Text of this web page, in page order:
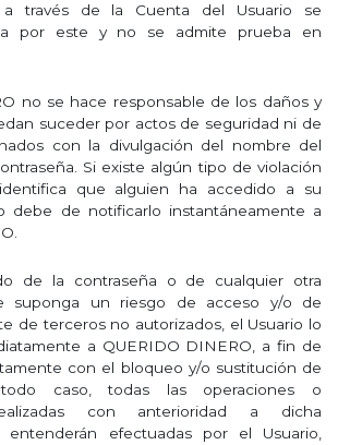
a través de la Cuenta del Usuario se
por este y no se admite prueba en
no se hace responsable de los daños y
suceder por actos de seguridad ni de
con la divulgación del nombre del
Si existe algún tipo de violación
que alguien ha accedido a su
debe de notificarlo instantáneamente a
de la contraseña o de cualquier otra
suponga un riesgo de acceso y/o de
de terceros no autorizados, el Usuario lo
a QUERIDO DINERO, a fin de
con el bloqueo y/o sustitución de
caso, todas las operaciones o
con anterioridad a dicha
entenderán efectuadas por el Usuario,